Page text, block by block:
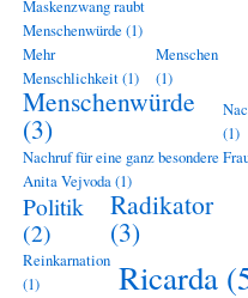
Maskenzwang raubt
Menschenwürde (1)
Mehr
Menschlichkeit(1)
Menschen
(1)
Menschenwürde
(3)
(1)
Nachruf für eine ganz besondere
Anita Vejvoda(1)
Politik
(2)
Radikator
(3)
Reinkarnation
(1)
Ricarda